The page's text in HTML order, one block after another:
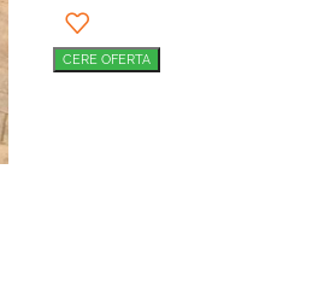
CERE OFERTA